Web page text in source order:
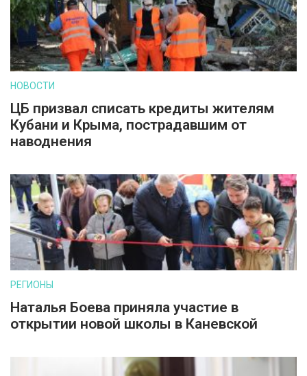
НОВОСТИ
ЦБ призвал списать кредиты жителям
Кубани и Крыма, пострадавшим от
наводнения
РЕГИОНЫ
Наталья Боева приняла участие в
открытии новой школы в Каневской